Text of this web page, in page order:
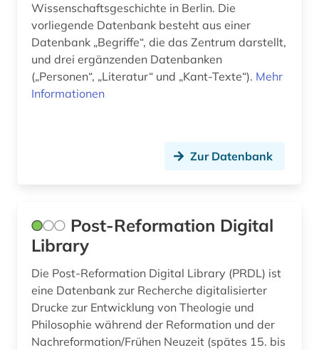
molekularbiologie (1)
moralphilosophie (1)
moritz (1)
musik (7)
natur (1)
naturwissenschaft (1)
naturwissenschaften (5)
Wissenschaftsgeschichte in Berlin. Die
vorliegende Datenbank besteht aus einer
Datenbank „Begriffe“, die das Zentrum darstellt,
und drei ergänzenden Datenbanken
(„Personen“, „Literatur“ und „Kant-Texte“). Mehr
Informationen
Zur Datenbank
Post-Reformation Digital
Library
Die Post-Reformation Digital Library (PRDL) ist
eine Datenbank zur Recherche digitalisierter
Drucke zur Entwicklung von Theologie und
Philosophie während der Reformation und der
Nachreformation/Frühen Neuzeit (spätes 15. bis